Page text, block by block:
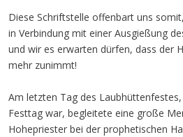
Diese Schriftstelle offenbart uns
in Verbindung mit einer Ausgießung
und wir es erwarten dürfen, dass der
mehr zunimmt!
Am letzten Tag des
Festtag war, begleitete eine große
Hohepriester bei der prophetischen